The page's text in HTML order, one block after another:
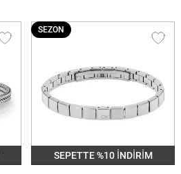
SEPETTE %10 İNDİRİM
SEZON